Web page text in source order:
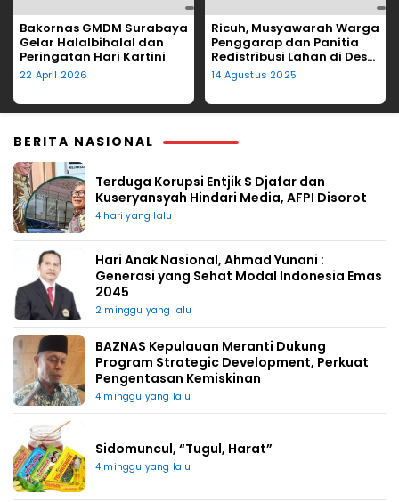
Bakornas GMDM Surabaya
Gelar Halalbihalal dan
Peringatan Hari Kartini
22 April 2026
Ricuh, Musyawarah Warga
Penggarap dan Panitia
Redistribusi Lahan di Desa
Tegalgede Diwarnai
Lemparan Kursi
14 Agustus 2025
BERITA NASIONAL
Terduga Korupsi Entjik S Djafar dan
Kuseryansyah Hindari Media, AFPI Disorot
4 hari yang lalu
Hari Anak Nasional, Ahmad Yunani :
Generasi yang Sehat Modal Indonesia Emas
2045
2 minggu yang lalu
BAZNAS Kepulauan Meranti Dukung
Program Strategic Development, Perkuat
Pengentasan Kemiskinan
4 minggu yang lalu
Sidomuncul, “Tugul, Harat”
4 minggu yang lalu